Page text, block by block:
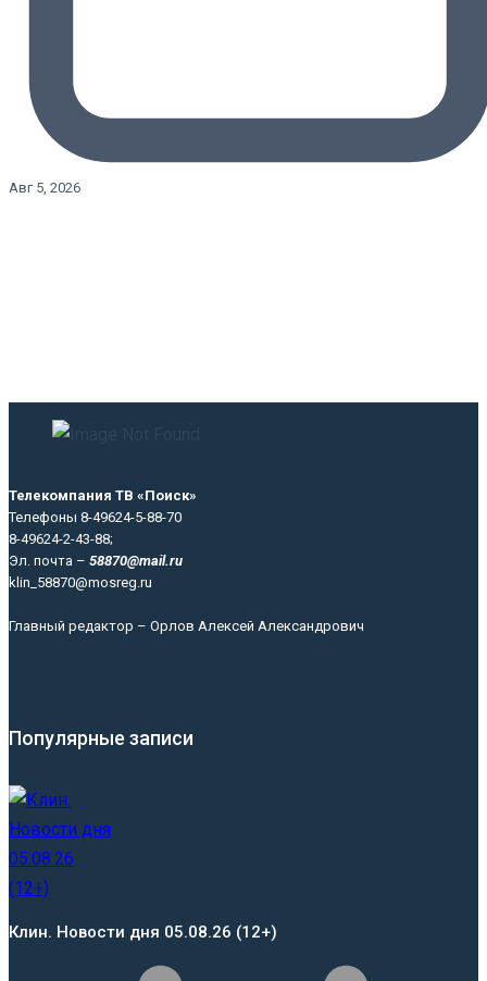
Авг 5, 2026
Телекомпания ТВ «Поиск»
Телефоны 8-49624-5-88-70
8-49624-2-43-88;
Эл. почта – 58870@mail.ru
klin_58870@mosreg.ru
Главный редактор – Орлов Алексей Александрович
Популярные записи
Клин. Новости дня 05.08.26 (12+)